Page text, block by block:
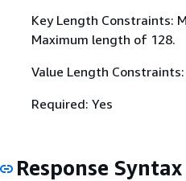
Key Length Constraints:
Maximum length of 128.
Value Length
Required: Yes
Response Syntax